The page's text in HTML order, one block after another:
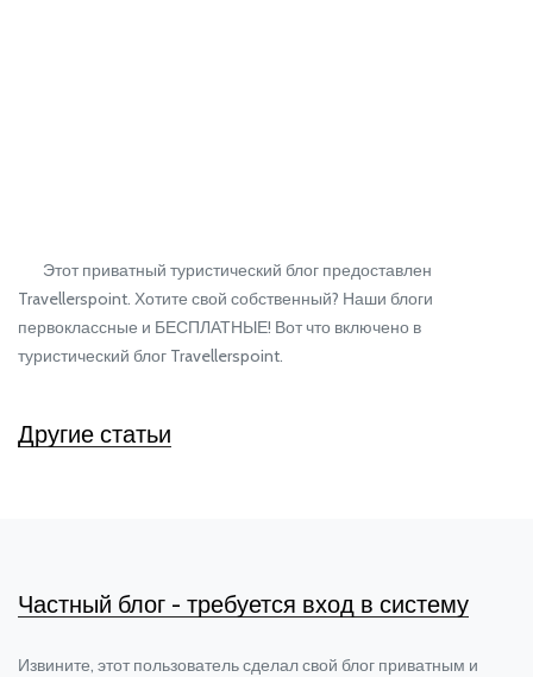
Этот приватный туристический блог предоставлен
Travellerspoint. Хотите свой собственный? Наши блоги
первоклассные и БЕСПЛАТНЫЕ! Вот что включено в
туристический блог Travellerspoint.
Другие статьи
Частный блог - требуется вход в систему
Извините, этот пользователь сделал свой блог приватным и